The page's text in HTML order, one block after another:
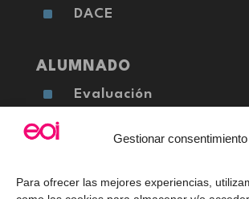
Gestionar consentimiento
Para ofrecer las mejores experiencias,
^ DACE
ALUMNADO
^ Evaluación
^